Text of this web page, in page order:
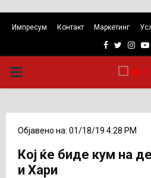
Импресум Контакт Маркетинг
Facebook
Twitter
PRIMARY
Објавено на: 01/18/19 4:28 PM
Кој ќе биде кум на
и Хари